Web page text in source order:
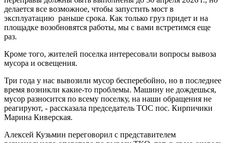
делается все возможное, чтобы запустить мост в
эксплуатацию раньше срока. Как только груз придет и на
площадке возобновятся работы, мы с вами встретимся еще
раз.
Кроме того, жителей поселка интересовали вопросы вывоза
мусора и освещения.
Три года у нас вывозили мусор бесперебойно, но в последнее
время возникли какие-то проблемы. Машину не дождешься,
мусор разносится по всему поселку, на наши обращения не
реагируют, - рассказала председатель ТОС пос. Кирпичики
Марина Киверская.
Алексей Кузьмин переговорил с представителем